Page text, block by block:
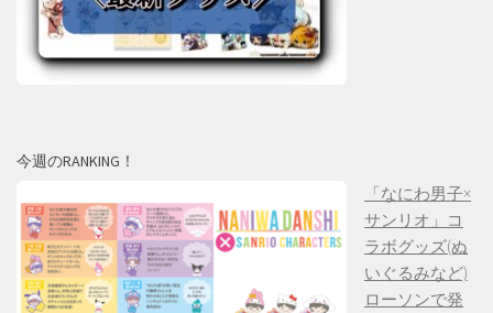
今週のRANKING！
「なにわ男子×
サンリオ」コ
ラボグッズ(ぬ
いぐるみなど)
ローソンで発